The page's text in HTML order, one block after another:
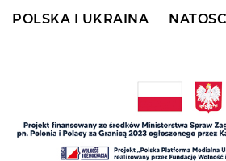
POLSKA I UKRAINA